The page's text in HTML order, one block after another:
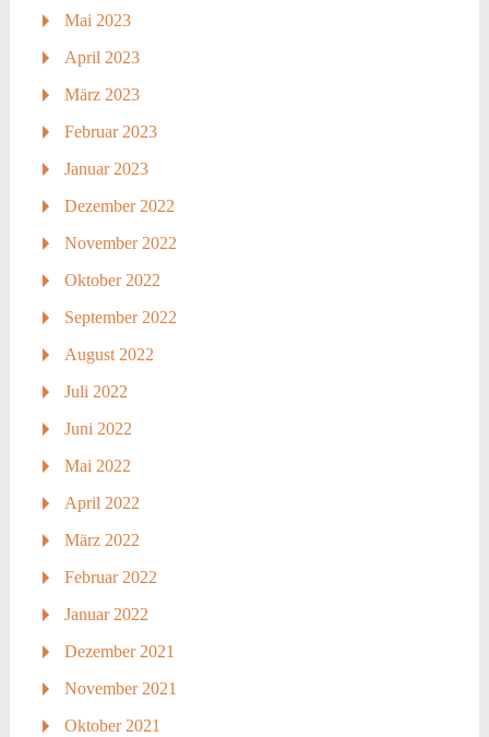
Mai 2023
April 2023
März 2023
Februar 2023
Januar 2023
Dezember 2022
November 2022
Oktober 2022
September 2022
August 2022
Juli 2022
Juni 2022
Mai 2022
April 2022
März 2022
Februar 2022
Januar 2022
Dezember 2021
November 2021
Oktober 2021